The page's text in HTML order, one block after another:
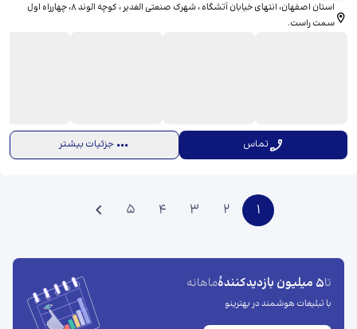
استان اصفهان، انتهای خیابان آتشگاه ، شهرک صنعتی الغدیر ، کوچه الوند 8، ​چهارراه اول
سمت راست.
تماس جزئیات بیشتر
1
2
3
4
5
تا5 میلیون بازدیدکنندهٔ ماهانه
با تبلیغات هوشمند در بهترینو